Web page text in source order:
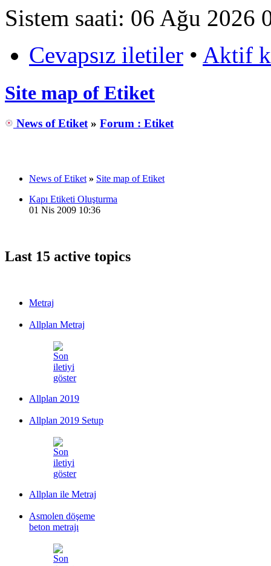
Sistem saati: 06 Ağu 2026
Cevapsız iletiler • Aktif
Site map of Etiket
News of Etiket » Forum : Etiket
News of Etiket » Site map of Etiket
Kapı Etiketi Oluşturma
01 Nis 2009 10:36
Last 15 active topics
Metraj
Allplan Metraj
Allplan 2019
Allplan 2019 Setup
Allplan ile Metraj
Asmolen döşeme
beton metrajı